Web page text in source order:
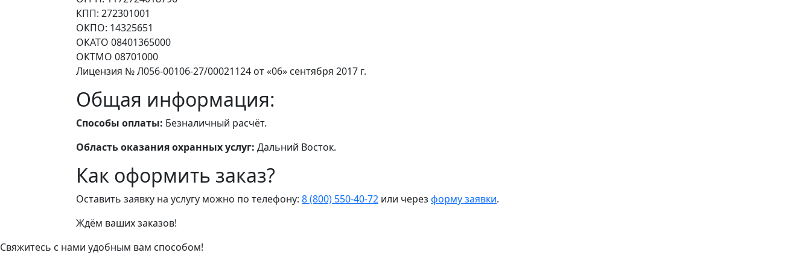
КПП: 272301001
ОКПО: 14325651
ОКАТО 08401365000
ОКТМО 08701000
Лицензия № Л056-00106-27/00021124 от «06» сентября 2017 г.
Общая информация:
Способы оплаты: Безналичный расчёт.
Область оказания охранных услуг: Дальний Восток.
Как оформить заказ?
Оставить заявку на услугу можно по телефону: 8 (800) 550-40-72 или через форму заявки.
Ждём ваших заказов!
Свяжитесь с нами удобным вам способом!